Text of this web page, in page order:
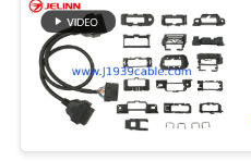
PRIVACY
POLICY